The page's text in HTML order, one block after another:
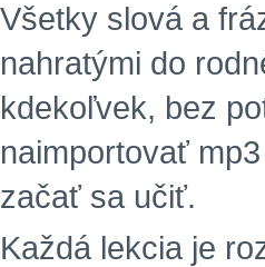
Všetky slová a
nahratými do
kdekoľvek, bez
naimportovať
začať sa učiť.
Každá lekcia je